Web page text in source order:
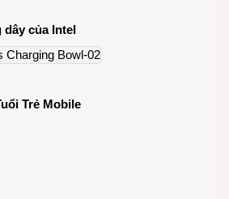
dây của Intel
Trẻ Mobile